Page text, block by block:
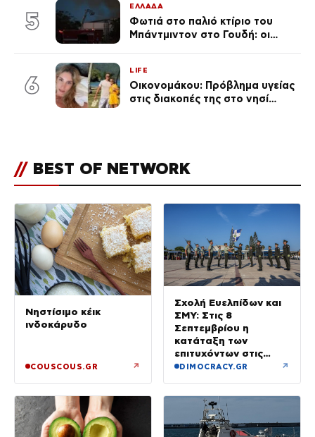
5
ΕΛΛΑΔΑ
Φωτιά στο παλιό κτίριο του
Μπάντμιντον στο Γουδή: οι
πλήθος ελλείψεων και σοβαρών
κενών»
6
LIFE
Οικονομάκου: Πρόβλημα υγείας
στις διακοπές της στο νησί
// BEST OF NETWORK
Νηστίσιμο κέικ
ινδοκάρυδο
COUSCOUS.GR ↗
Σχολή Ευελπίδων και
ΣΜΥ: Στις 8
Σεπτεμβρίου η
κατάταξη των
επιτυχόντων στις
Στρατιωτικές Σχολές
DIMOCRACY.GR ↗